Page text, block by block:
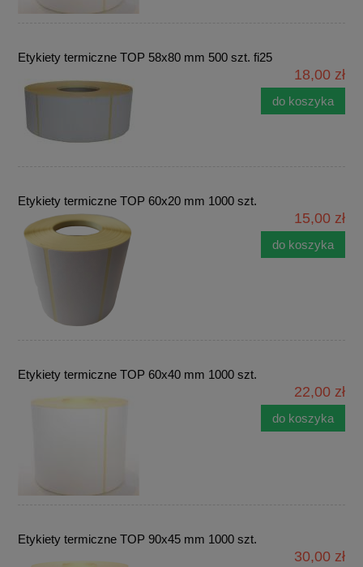
Etykiety termiczne TOP 58x80 mm 500 szt. fi25
18,00 zł
do koszyka
Etykiety termiczne TOP 60x20 mm 1000 szt.
15,00 zł
do koszyka
Etykiety termiczne TOP 60x40 mm 1000 szt.
22,00 zł
do koszyka
Etykiety termiczne TOP 90x45 mm 1000 szt.
30,00 zł